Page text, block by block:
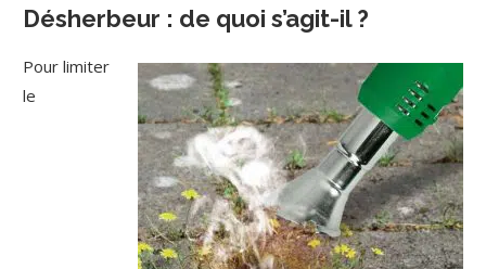
Désherbeur : de quoi s’agit-il ?
Pour limiter
le